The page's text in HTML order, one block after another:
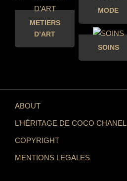
METIERS
D’ART
MODE
SOINS
ABOUT
L’HÉRITAGE DE COCO CHANEL
COPYRIGHT
MENTIONS LEGALES